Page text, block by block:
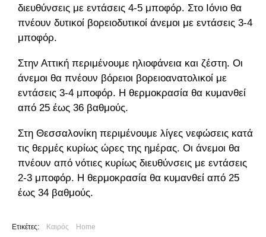
διευθύνσεις με εντάσεις 4-5 μποφόρ. Στο Ιόνιο θα
πνέουν δυτικοί βορειοδυτικοί άνεμοι με εντάσεις 3-4
μποφόρ.
Στην Αττική περιμένουμε ηλιοφάνεια και ζέστη. Οι
άνεμοι θα πνέουν βόρειοι βορειοανατολικοί με
εντάσεις 3-4 μποφόρ. Η θερμοκρασία θα κυμανθεί
από 25 έως 36 βαθμούς.
Στη Θεσσαλονίκη περιμένουμε λίγες νεφώσεις κατά
τις θερμές κυρίως ώρες της ημέρας. Οι άνεμοι θα
πνέουν από νότιες κυρίως διευθύνσεις με εντάσεις
2-3 μποφόρ. Η θερμοκρασία θα κυμανθεί από 25
έως 34 βαθμούς.
Ετικέτες: Καιρός Home